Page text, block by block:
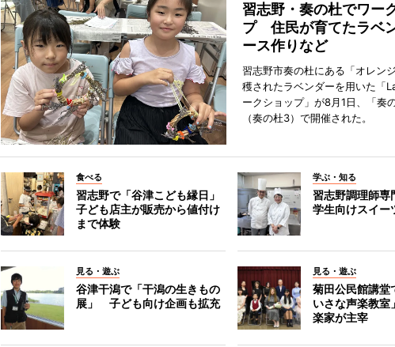
習志野・奏の杜でワー
プ 住民が育てたラベ
ース作りなど
習志野市奏の杜にある「オレン
穫されたラベンダーを用いた「
ークショップ」が8月1日、「奏
（奏の杜3）で開催された。
食べる
習志野で「谷津こども縁日」
子ども店主が販売から値付け
まで体験
学ぶ・知る
習志野調理師専
学生向けスイー
見る・遊ぶ
谷津干潟で「干潟の生きもの
展」 子ども向け企画も拡充
見る・遊ぶ
菊田公民館講堂
いさな声楽教
楽家が主宰